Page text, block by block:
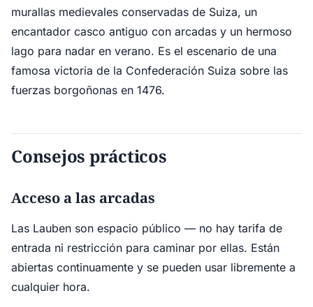
murallas medievales conservadas de Suiza, un
encantador casco antiguo con arcadas y un hermoso
lago para nadar en verano. Es el escenario de una
famosa victoria de la Confederación Suiza sobre las
fuerzas borgoñonas en 1476.
Consejos prácticos
Acceso a las arcadas
Las Lauben son espacio público — no hay tarifa de
entrada ni restricción para caminar por ellas. Están
abiertas continuamente y se pueden usar libremente a
cualquier hora.